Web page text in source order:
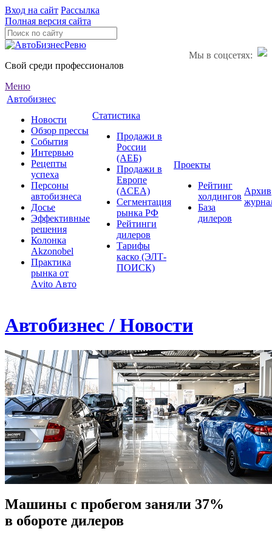
Вход на сайт Рассылка
Полная версия сайта
Мы в соцсетях:
Свой среди профессионалов
Меню
Автобизнес
Новости
Обзор прессы
События
Интервью
Рецепты
успеха
Персоны
автобизнеса
Досье
Эффективные
решения
Колонка
Akzonobel
Практика
рынка от
Аvito Авто
Статистика
Продажи в
России
(АЕБ)
Продажи в
Европе
(ACEA)
Сегментация
рынка РФ
Рейтинги
дилеров
Тарифы
каско (ЭЛТ-
ПОИСК)
Проекты
Рейтинг
холдингов
База
дилеров
Архив
Автобизнес / Новости
Машины с пробегом заняли 37%
в обороте дилеров